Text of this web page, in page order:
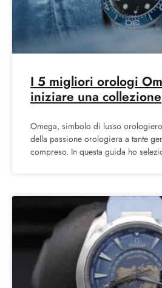
I 5 migliori orologi
iniziare una collezione
Omega, simbolo di lusso
della passione orologiera a tante
compreso. In questa guida ho